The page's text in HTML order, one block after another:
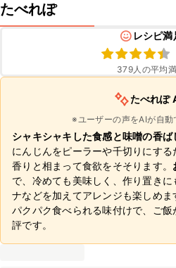
たべれぽ
レシピ満
379人の平均
たべれぽ
※ユーザーの声をAIが自動
シャキシャキした食感と味噌の香ば
にんじんをピーラーや千切りにす
香りと相まって食欲をそそります。
で、冷めても美味しく、作り置き
ナなどを加えてアレンジも楽しめ
パクパク食べられる味付けで、ご
評です。